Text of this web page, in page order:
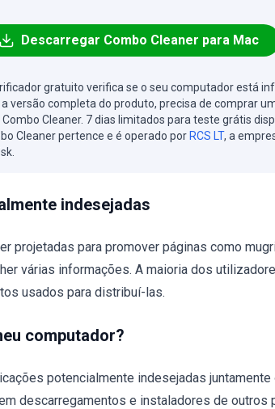
Descarregar Combo Cleaner para Mac
gratuito verifica se o seu computador está
versão completa do produto, precisa de comprar
Cleaner. 7 dias limitados para teste grátis
Cleaner pertence e é operado por RCS LT, a
indesejadas
projetadas para promover páginas como
várias informações. A maioria dos
usados para distribuí-las.
computador?
potencialmente indesejadas juntamente
descarregamentos e instaladores de outros